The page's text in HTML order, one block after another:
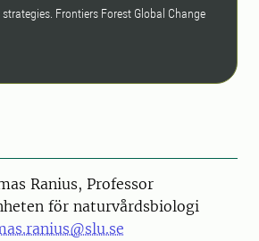
Frontiers Forest Global Change
Ranius, Professor
för naturvårdsbiologi